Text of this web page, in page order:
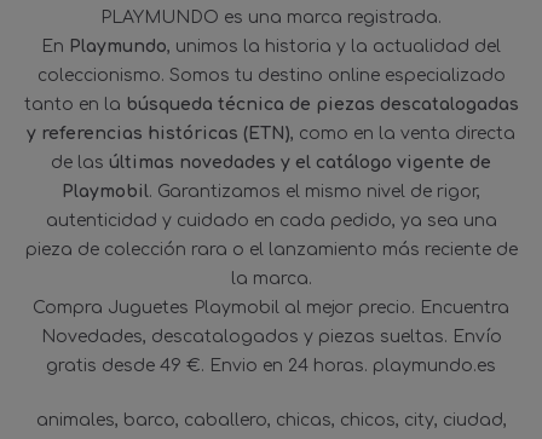
PLAYMUNDO es una marca registrada.
En Playmundo, unimos la historia y la actualidad del
coleccionismo. Somos tu destino online especializado
tanto en la búsqueda técnica de piezas descatalogadas
y referencias históricas (ETN), como en la venta directa
de las últimas novedades y el catálogo vigente de
Playmobil. Garantizamos el mismo nivel de rigor,
autenticidad y cuidado en cada pedido, ya sea una
pieza de colección rara o el lanzamiento más reciente de
la marca.
Compra Juguetes Playmobil al mejor precio. Encuentra
Novedades, descatalogados y piezas sueltas. Envío
gratis desde 49 €. Envio en 24 horas. playmundo.es
animales barco caballero chicas chicos city ciudad